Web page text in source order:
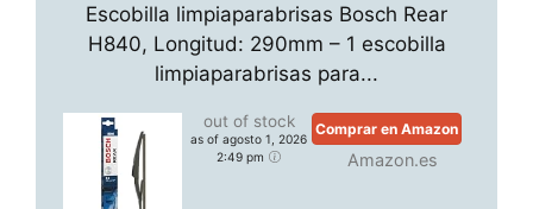
Escobilla limpiaparabrisas Bosch Rear
H840, Longitud: 290mm – 1 escobilla
limpiaparabrisas para...
out of stock
as of agosto 1, 2026
2:49 pm
Comprar en Amazon
Amazon.es